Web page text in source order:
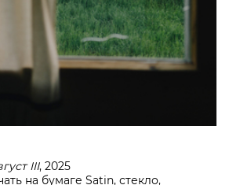
III, 2025
на бумаге Satin, стекло,